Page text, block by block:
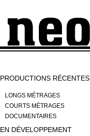
PRODUCTIONS RÉCENTES
LONGS MÉTRAGES
COURTS MÉTRAGES
DOCUMENTAIRES
EN DÉVELOPPEMENT